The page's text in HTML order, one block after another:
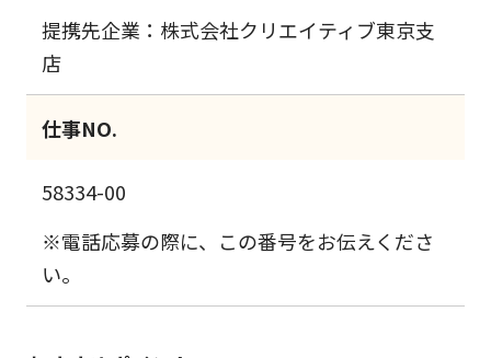
提携先企業：株式会社クリエイティブ東京支
店
仕事NO.
58334-00
※電話応募の際に、この番号をお伝えくださ
い。